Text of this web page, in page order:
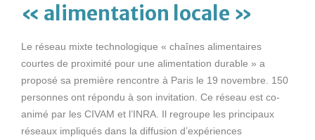
« alimentation locale »
Le réseau mixte technologique « chaînes alimentaires
courtes de proximité pour une alimentation durable » a
proposé sa première rencontre à Paris le 19 novembre. 150
personnes ont répondu à son invitation. Ce réseau est co-
animé par les CIVAM et l’INRA. Il regroupe les principaux
réseaux impliqués dans la diffusion d’expériences